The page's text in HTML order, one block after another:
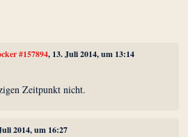
#157894, 13. Juli 2014, um 13:14
Zeitpunkt nicht.
2014, um 16:27